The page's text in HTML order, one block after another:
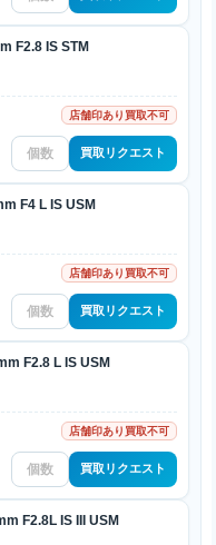
F2.8 IS STM
店舗印あり買取不可
買取リクエスト
F4 L IS USM
店舗印あり買取不可
買取リクエスト
F2.8 L IS USM
店舗印あり買取不可
買取リクエスト
F2.8L IS III USM